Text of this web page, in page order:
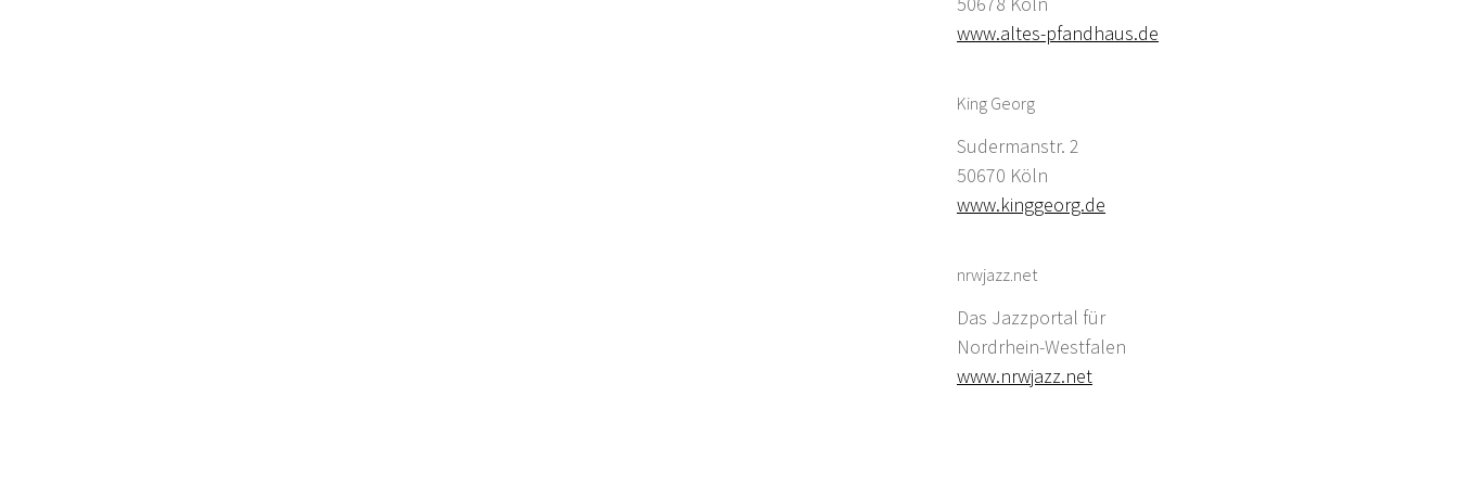
www.altes-pfandhaus.de
King Georg
Sudermanstr. 2
50670 Köln
www.kinggeorg.de
nrwjazz.net
Das Jazzportal für
Nordrhein-Westfalen
www.nrwjazz.net